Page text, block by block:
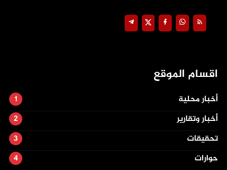
اقسام الموقع
أخبار محلية
أخبار وتقارير
تحقيقات
حوارات